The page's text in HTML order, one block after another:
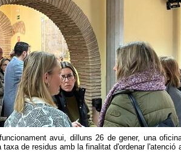
avui, dilluns 26 de gener, una
de residus amb la finalitat d'ordenar l'atenció